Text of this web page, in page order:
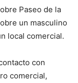
Paseo de la
un masculino
local comercial.
con
comercial,